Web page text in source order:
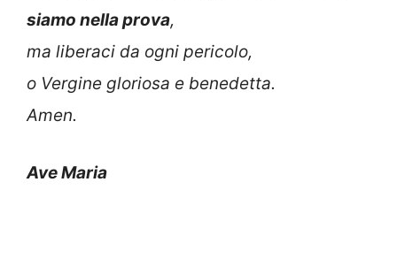
siamo nella prova,
ma liberaci da ogni pericolo,
o Vergine gloriosa e benedetta.
Amen.
Ave Maria